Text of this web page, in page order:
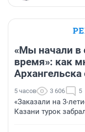
«Мы начали в
время»: как
Архангельска
5 часов 3 606 5
«Заказали на 3-
Казани турок